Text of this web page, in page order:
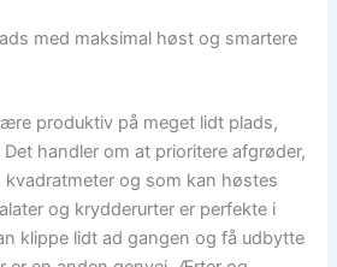
med maksimal høst og smartere
produktiv på meget lidt plads,
handler om at prioritere afgrøder,
og som kan høstes
og krydderurter er perfekte i
klippe lidt ad gangen og få udbytte